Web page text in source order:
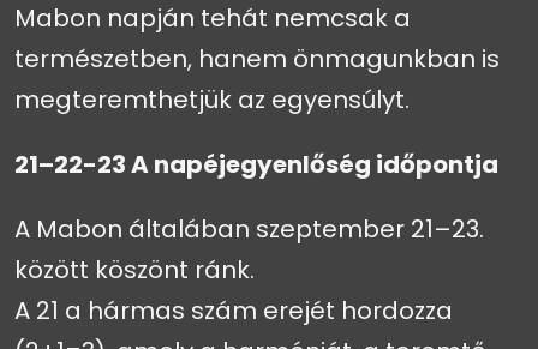
Mabon napján tehát nemcsak a
természetben, hanem önmagunkban is
megteremthetjük az egyensúlyt.
21–22-23 A napéjegyenlőség időpontja
A Mabon általában szeptember 21–23.
között köszönt ránk.
A 21 a hármas szám erejét hordozza